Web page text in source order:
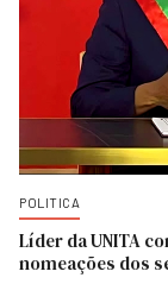
POLITICA
Líder da UNITA
nomeações dos